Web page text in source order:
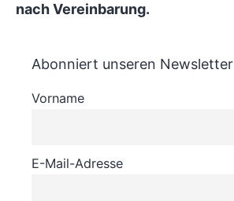
nach Vereinbarung.
Abonniert unseren Newsletter
Vorname
E-Mail-Adresse